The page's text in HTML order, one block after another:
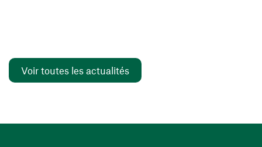
Voir toutes les actualités